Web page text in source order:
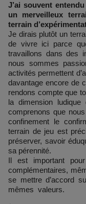
J’ai souvent
un merveilleux
terrain
Je dirais plutôt un
de vivre ici parce
travaillons dans des
nous sommes
activités permettent
davantage encore de
rendons compte que
la dimension
comprenons que
confinement le
terrain de jeu est
préserver, savoir
sa pérennité.
Il est important
complémentaires,
se mettre d’accord
mêmes valeurs.